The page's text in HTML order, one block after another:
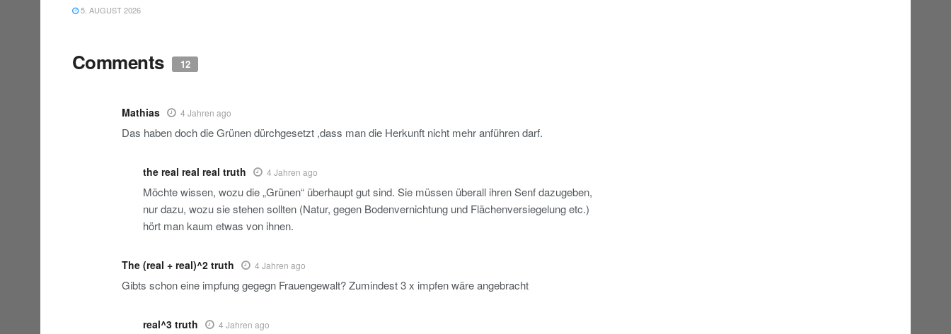
5. AUGUST 2026
Comments 12
Mathias 4 Jahren ago
Das haben doch die Grünen dürchgesetzt ,dass man die Herkunft nicht mehr anführen darf.
the real real real truth 4 Jahren ago
Möchte wissen, wozu die „Grünen“ überhaupt gut sind. Sie müssen überall ihren Senf dazugeben,
nur dazu, wozu sie stehen sollten (Natur, gegen Bodenvernichtung und Flächenversiegelung etc.)
hört man kaum etwas von ihnen.
The (real + real)^2 truth 4 Jahren ago
Gibts schon eine impfung gegegn Frauengewalt? Zumindest 3 x impfen wäre angebracht
real^3 truth 4 Jahren ago